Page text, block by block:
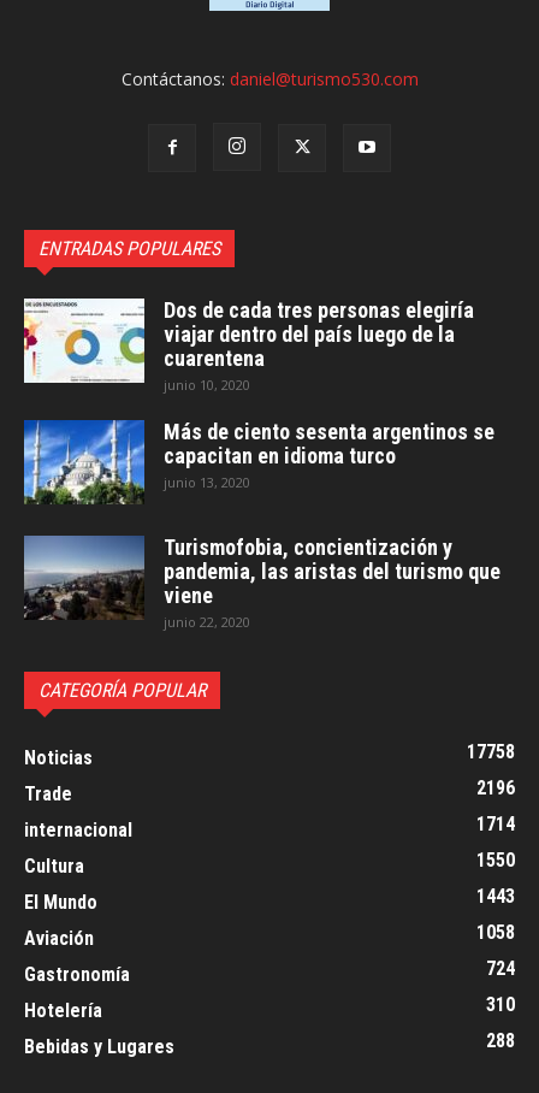
Contáctanos: daniel@turismo530.com
ENTRADAS POPULARES
Dos de cada tres personas elegiría
viajar dentro del país luego de la
cuarentena
junio 10, 2020
Más de ciento sesenta argentinos se
capacitan en idioma turco
junio 13, 2020
Turismofobia, concientización y
pandemia, las aristas del turismo que
viene
junio 22, 2020
CATEGORÍA POPULAR
Noticias
17758
Trade
2196
internacional
1714
Cultura
1550
El Mundo
1443
Aviación
1058
Gastronomía
724
Hotelería
310
Bebidas y Lugares
288